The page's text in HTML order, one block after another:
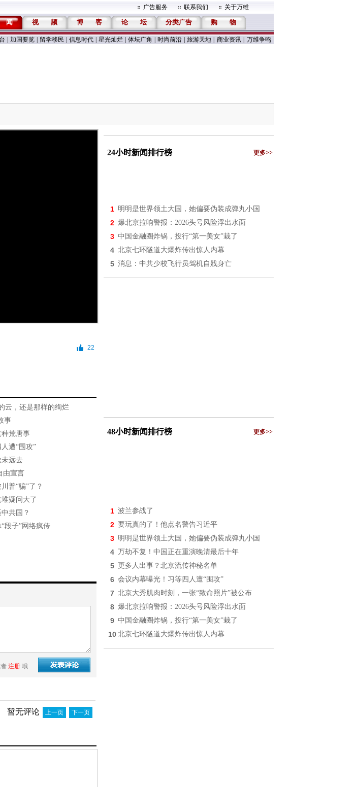
广告服务 联系我们 关于万维
闻 视 频 博 客 论 坛 分类广告 购 物
加国要览 留学移民 信息时代 星光灿烂 体坛广角 时尚前沿 旅游天地 商业资讯 万维争鸣
22
云，还是那样的绚烂
事
荒唐事
遭“围攻”
远去
由宣言
普“骗”了？
疑问大了
共国？
段子”网络疯传
注册 哦
暂无评论 上一页 下一页
24小时新闻排行榜 更多>>
1 明明是世界领土大国，她偏要伪装成弹丸小国
2 爆北京拉响警报：2026头号风险浮出水面
3 中国金融圈炸锅，投行“第一美女”栽了
4 北京七环隧道大爆炸传出惊人内幕
5 消息：中共少校飞行员驾机自戕身亡
48小时新闻排行榜 更多>>
1 波兰参战了
2 要玩真的了！他点名警告习近平
3 明明是世界领土大国，她偏要伪装成弹丸小国
4 万劫不复！中国正在重演晚清最后十年
5 更多人出事？北京流传神秘名单
6 会议内幕曝光！习等四人遭“围攻”
7 北京大秀肌肉时刻，一张“致命照片”被公布
8 爆北京拉响警报：2026头号风险浮出水面
9 中国金融圈炸锅，投行“第一美女”栽了
10 北京七环隧道大爆炸传出惊人内幕